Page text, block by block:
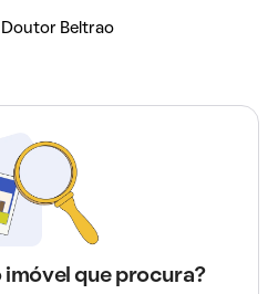
Doutor Beltrao
que procura?